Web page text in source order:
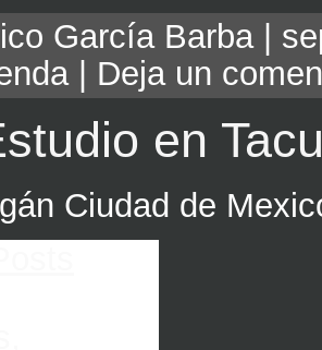
García Barba |
| Deja un
en
Ciudad de